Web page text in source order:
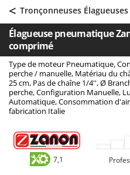
Accessoires pour
Aérateurs
Arracheuses de
Aspirateurs - Balais
Aspirateurs à cendres
Aspirateurs à feuilles
Aspirateurs de piscine
Aspirateurs
Atomiseurs agricoles
Atomiseurs pour
AgriEuro Premium
AgriEuro TOP-LINE
AGT
Aima
Airmec
AL-KO
ALA 2000
Alce
Alpina
Ama
< Tronçonneuses
Élagueuse pneumatique
comprimé
Type de moteur Pneumatique,
perche / manuelle, Matériau du
25 cm, Pas de chaîne 1/4'', Ø
perche, Configuration Manuelle,
Automatique, Consommation
fabrication Italie
7,1